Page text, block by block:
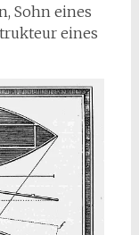
Sohn eines
eines